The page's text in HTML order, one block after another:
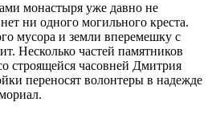
монастыря уже давно не
ни одного могильного креста.
мусора и земли вперемешку с
Несколько частей памятников
строящейся часовней Дмитрия
переносят волонтеры в надежде